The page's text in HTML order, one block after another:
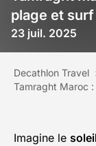
plage et
23 juil. 2025
Decathlon Travel
Imagine le